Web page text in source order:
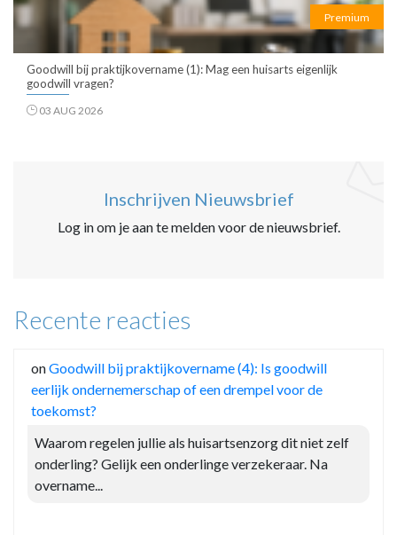
Premium
Goodwill bij praktijkovername (1): Mag een huisarts eigenlijk
goodwill vragen?
03 AUG 2026
Inschrijven Nieuwsbrief
Log in om je aan te melden voor de nieuwsbrief.
Recente reacties
onGoodwill bij praktijkovername (4): Is goodwill
eerlijk ondernemerschap of een drempel voor de
toekomst?
Waarom regelen jullie als huisartsenzorg dit niet zelf
onderling? Gelijk een onderlinge verzekeraar. Na
overname...